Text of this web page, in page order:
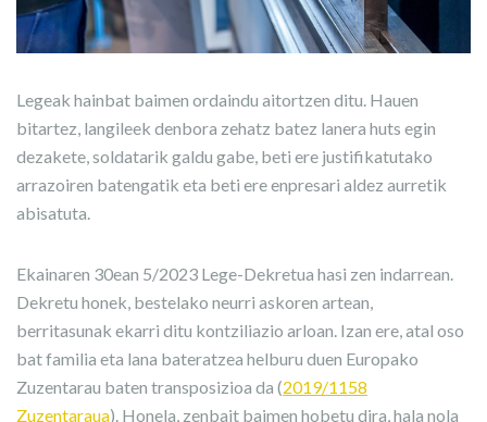
Legeak hainbat baimen ordaindu aitortzen ditu. Hauen
bitartez, langileek denbora zehatz batez lanera huts egin
dezakete, soldatarik galdu gabe, beti ere justifikatutako
arrazoiren batengatik eta beti ere enpresari aldez aurretik
abisatuta.
Ekainaren 30ean 5/2023 Lege-Dekretua hasi zen indarrean.
Dekretu honek, bestelako neurri askoren artean,
berritasunak ekarri ditu kontziliazio arloan. Izan ere, atal oso
bat familia eta lana bateratzea helburu duen Europako
Zuzentarau baten transposizioa da (2019/1158
Zuzentaraua). Honela, zenbait baimen hobetu dira, hala nola